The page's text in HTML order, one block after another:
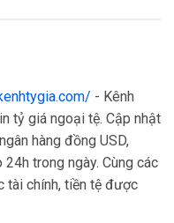
- Kênh
tỷ giá ngoại tệ. Cập nhật
hàng đồng USD,
24h trong ngày. Cùng các
tài chính, tiền tệ được